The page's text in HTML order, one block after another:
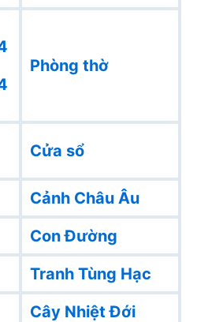
Phòng thờ
Cửa sổ
Cảnh Châu Âu
Con Đường
Tranh Tùng Hạc
Cây Nhiệt Đới